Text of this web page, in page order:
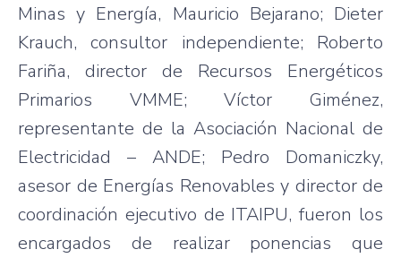
Minas y Energía, Mauricio Bejarano; Dieter
Krauch, consultor independiente; Roberto
Fariña, director de Recursos Energéticos
Primarios VMME; Víctor Giménez,
representante de la Asociación Nacional de
Electricidad – ANDE; Pedro Domaniczky,
asesor de Energías Renovables y director de
coordinación ejecutivo de ITAIPU, fueron los
encargados de realizar ponencias que